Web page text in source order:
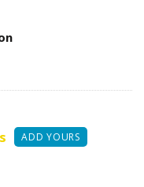
ADD YOURS